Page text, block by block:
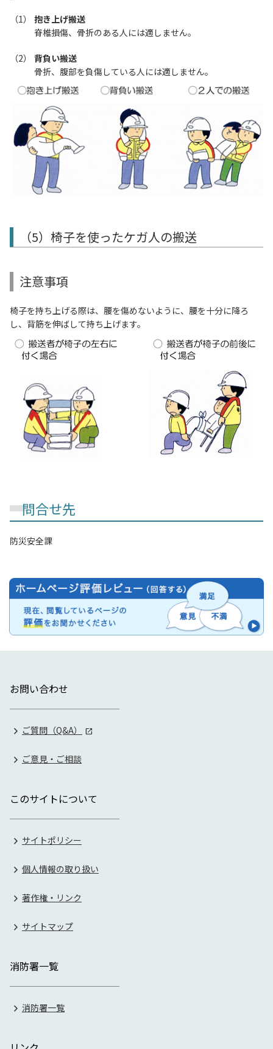
抱き上げ搬送
脊椎損傷、骨折のある人には適しません。
背負い搬送
骨折、腹部を負傷している人には適しません。
（5）椅子を使ったケガ人の搬送
注意事項
椅子を持ち上げる際は、腰を傷めないように、腰を十分に降ろ
し、背筋を伸ばして持ち上げます。
問合せ先
防災安全課
お問い合わせ
ご質問（Q&A）
ご意見・ご相談
このサイトについて
サイトポリシー
個人情報の取り扱い
著作権・リンク
サイトマップ
消防署一覧
消防署一覧